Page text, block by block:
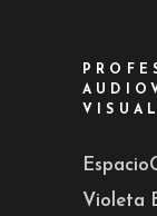
Violeta